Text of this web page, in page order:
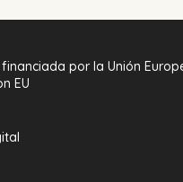
por la Unión
EU